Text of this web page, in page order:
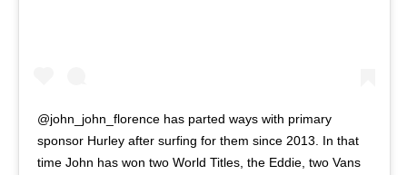
@john_john_florence has parted ways with primary
sponsor Hurley after surfing for them since 2013. In that
time John has won two World Titles, the Eddie, two Vans